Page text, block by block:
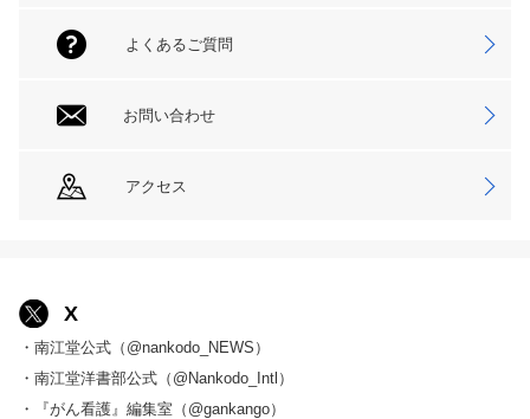
よくあるご質問
お問い合わせ
アクセス
X
・南江堂公式（@nankodo_NEWS）
・南江堂洋書部公式（@Nankodo_Intl）
・『がん看護』編集室（@gankango）